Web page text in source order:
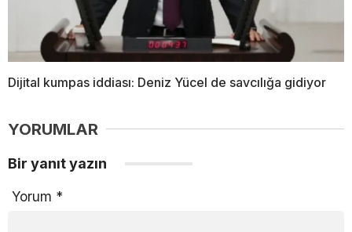
Dijital kumpas iddiası: Deniz Yücel de savcılığa gidiyor
YORUMLAR
Bir yanıt yazın
Yorum *